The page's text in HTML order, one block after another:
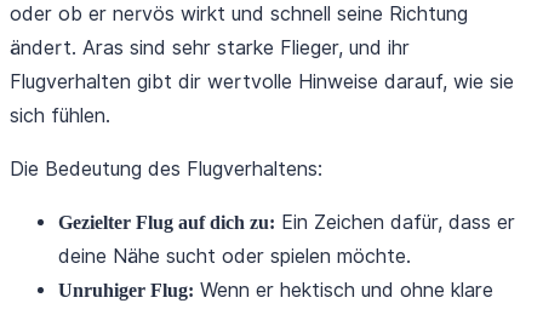
oder ob er nervös wirkt und schnell seine Richtung
ändert. Aras sind sehr starke Flieger, und ihr
Flugverhalten gibt dir wertvolle Hinweise darauf, wie sie
sich fühlen.
Die Bedeutung des Flugverhaltens:
Gezielter Flug auf dich zu: Ein Zeichen dafür, dass er
deine Nähe sucht oder spielen möchte.
Unruhiger Flug: Wenn er hektisch und ohne klare